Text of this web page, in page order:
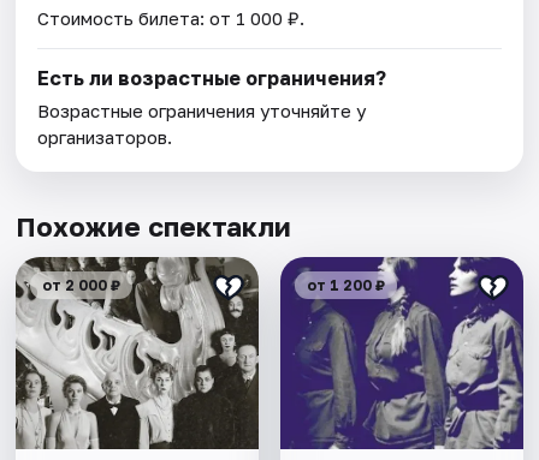
Стоимость билета: от 1 000 ₽.
Есть ли возрастные ограничения?
Возрастные ограничения уточняйте у
организаторов.
Похожие спектакли
от 2 000 ₽ от 1 200 ₽